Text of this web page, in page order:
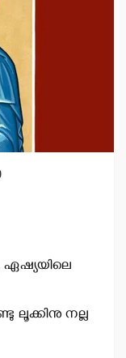
ഏഷ്യയിലെ
ലൂക്കിനു നല്ല